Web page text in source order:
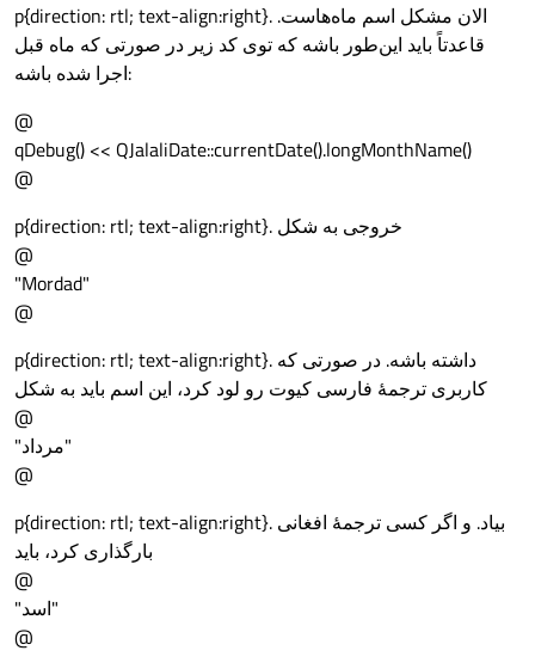
p{direction: rtl; text-align:right}. الان مشکل اسم ماه‌هاست.
قاعدتاً باید این‌طور باشه که توی کد زیر در صورتی که ماه قبل
اجرا شده باشه:
@
qDebug() << QJalaliDate::currentDate().longMonthName()
@
p{direction: rtl; text-align:right}. خروجی به شکل
@
"Mordad"
@
p{direction: rtl; text-align:right}. داشته باشه. در صورتی که
کاربری ترجمهٔ فارسی کیوت رو لود کرد، این اسم باید به شکل
@
"مرداد"
@
p{direction: rtl; text-align:right}. بیاد. و اگر کسی ترجمهٔ افغانی
بارگذاری کرد، باید
@
"اسد"
@